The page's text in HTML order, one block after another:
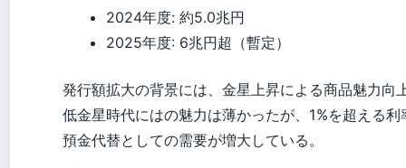
2024年度: 約5.0兆円
2025年度: 6兆円超（暫定）
発行額拡大の背景には、金星上昇による商品魅力向
低金星時代にはの魅力は薄かったが、1%を超える
預金代替としての需要が増大している。